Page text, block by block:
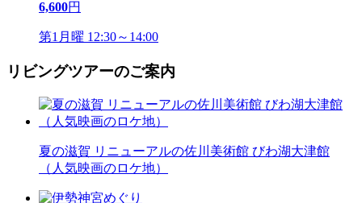
6,600円
第1月曜 12:30～14:00
リビングツアーのご案内
夏の滋賀 リニューアルの佐川美術館 びわ湖大津館
（人気映画のロケ地）